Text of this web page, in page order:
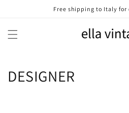
direttamenteFree shipping to Italy for
C
DESIGNER